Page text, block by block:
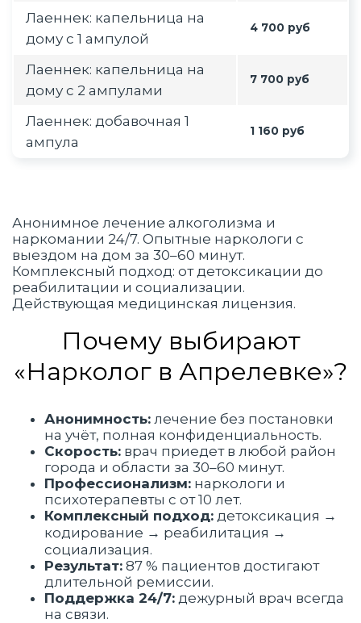
Лаеннек: капельница на
дому с 1 ампулой
4 700 руб
Лаеннек: капельница на
дому с 2 ампулами
7 700 руб
Лаеннек: добавочная 1
ампула
1 160 руб
Анонимное лечение алкоголизма и
наркомании 24/7. Опытные наркологи с
выездом на дом за 30–60 минут.
Комплексный подход: от детоксикации до
реабилитации и социализации.
Действующая медицинская лицензия.
Почему выбирают
«Нарколог в Апрелевке»?
Анонимность: лечение без постановки
на учёт, полная конфиденциальность.
Скорость: врач приедет в любой район
города и области за 30–60 минут.
Профессионализм: наркологи и
психотерапевты с от 10 лет.
Комплексный подход: детоксикация →
кодирование → реабилитация →
социализация.
Результат: 87 % пациентов достигают
длительной ремиссии.
Поддержка 24/7: дежурный врач всегда
на связи.